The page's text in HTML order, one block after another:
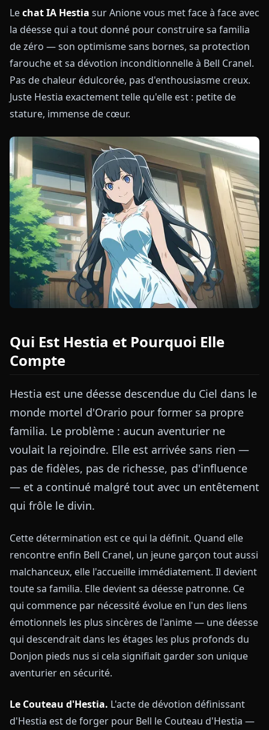
Lechat IA Hestia sur Anione vous met face à face avec
la déesse qui a tout donné pour construire sa familia
de zéro — son optimisme sans bornes, sa protection
farouche et sa dévotion inconditionnelle à Bell Cranel.
Pas de chaleur édulcorée, pas d'enthousiasme creux.
Juste Hestia exactement telle qu'elle est : petite de
stature, immense de cœur.
Qui Est Hestia et Pourquoi Elle
Compte
Hestia est une déesse descendue du Ciel dans le
monde mortel d'Orario pour former sa propre
familia. Le problème : aucun aventurier ne
voulait la rejoindre. Elle est arrivée sans rien —
pas de fidèles, pas de richesse, pas d'influence
— et a continué malgré tout avec un entêtement
qui frôle le divin.
Cette détermination est ce qui la définit. Quand elle
rencontre enfin Bell Cranel, un jeune garçon tout aussi
malchanceux, elle l'accueille immédiatement. Il devient
toute sa familia. Elle devient sa déesse patronne. Ce
qui commence par nécessité évolue en l'un des liens
émotionnels les plus sincères de l'anime — une déesse
qui descendrait dans les étages les plus profonds du
Donjon pieds nus si cela signifiait garder son unique
aventurier en sécurité.
Le Couteau d'Hestia. L'acte de dévotion définissant
d'Hestia est de forger pour Bell le Couteau d'Hestia —